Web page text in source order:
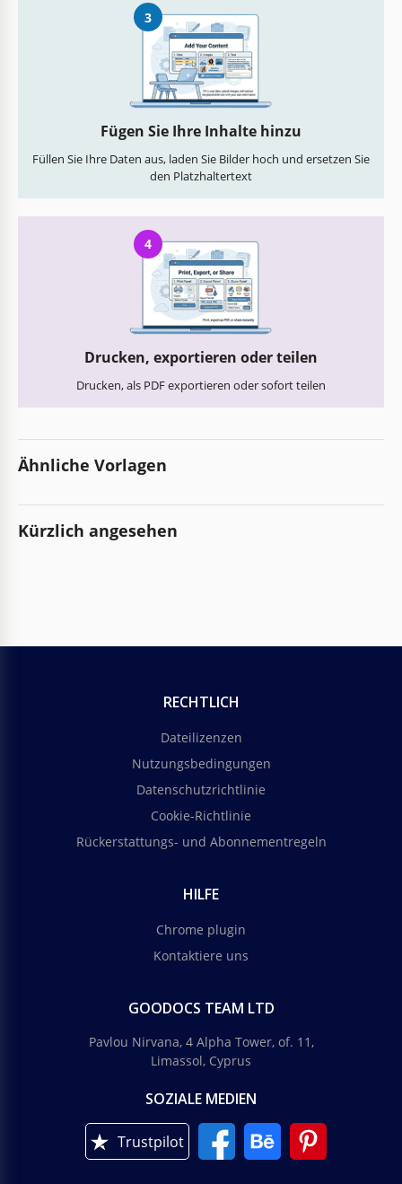
3
Fügen Sie Ihre Inhalte hinzu
Füllen Sie Ihre Daten aus, laden Sie Bilder hoch und ersetzen Sie
den Platzhaltertext
4
Drucken, exportieren oder teilen
Drucken, als PDF exportieren oder sofort teilen
Ähnliche Vorlagen
Kürzlich angesehen
RECHTLICH
Dateilizenzen
Nutzungsbedingungen
Datenschutzrichtlinie
Cookie-Richtlinie
Rückerstattungs- und Abonnementregeln
HILFE
Chrome plugin
Kontaktiere uns
GOODOCS TEAM LTD
Pavlou Nirvana, 4 Alpha Tower, of. 11,
Limassol, Cyprus
SOZIALE MEDIEN
Trustpilot